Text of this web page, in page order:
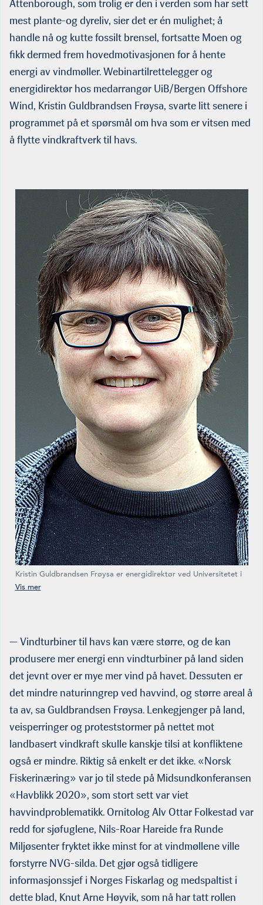
Attenborough, som trolig er den i verden som har sett
mest plante-og dyreliv, sier det er én mulighet; å
handle nå og kutte fossilt brensel, fortsatte Moen og
fikk dermed frem hovedmotivas­jonen for å hente
energi av vindmøller. Webinartilrettelegger og
energidirektør hos medarrangør UiB/Bergen Offshore
Wind, Kristin Guldbrandsen Frøysa, svarte litt senere i
programmet på et spørsmål om hva som er vitsen med
å flytte vindkraftverk til havs.
Kristin Guldbrandsen Frøysa er energidirektør ved Universitetet i
Bergen, og mener det er flere fordeler ved å legge vindparkene til
— Vindturbiner til havs kan være større, og de kan
produsere mer energi enn vindturbiner på land siden
det jevnt over er mye mer vind på havet. Dessuten er
det mindre naturinngrep ved havvind, og større areal å
ta av, sa Guldbrandsen Frøysa. Lenkegjenger på land,
veisperringer og proteststormer på nettet mot
landbasert vindkraft skulle kanskje tilsi at konfliktene
også er mindre. Riktig så enkelt er det ikke. «Norsk
Fiskerinæring» var jo til stede på Midsundkonferansen
«Havblikk 2020», som stort sett var viet
havvindproblematikk. Ornitolog Alv Ottar Folkestad var
redd for sjøfuglene, Nils-Roar Hareide fra Runde
Miljøsenter fryktet ikke minst for at vindmøllene ville
forstyrre NVG-silda. Det gjør også tidligere
informasjonssjef i Norges Fiskarlag og medspaltist i
dette blad, Knut Arne Høyvik, som nå har tatt rollen